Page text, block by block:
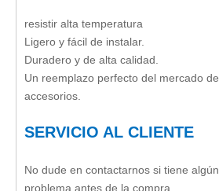
resistir alta temperatura
Ligero y fácil de instalar.
Duradero y de alta calidad.
Un reemplazo perfecto del mercado de
accesorios.
SERVICIO AL CLIENTE
No dude en contactarnos si tiene algún
problema antes de la compra.